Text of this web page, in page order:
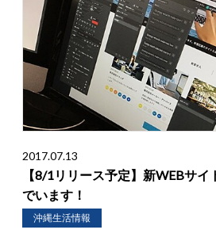
2017.07.13
【8/1リリース予定】新WEBサ
でいます！
沖縄生活情報